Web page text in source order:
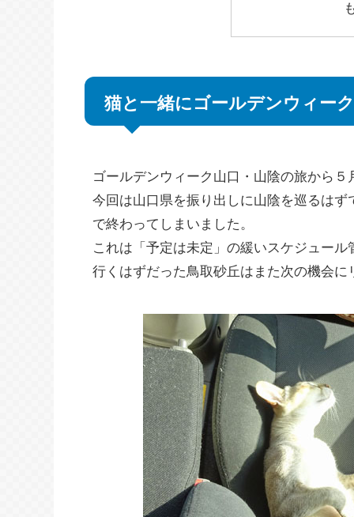
猫と一緒にゴールデンウィー
ゴールデンウィーク山口・山陰の旅から
今回は山口県を振り出しに山陰を巡るは
で終わってしまいました。
これは「予定は未定」の緩いスケジュー
行くはずだった鳥取砂丘はまた次の機会に